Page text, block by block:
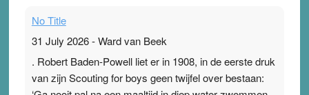
No Title
31 July 2026-Ward van Beek
. Robert Baden-Powell liet er in 1908, in de eerste druk
van zijn Scouting for boys geen twijfel over bestaan: